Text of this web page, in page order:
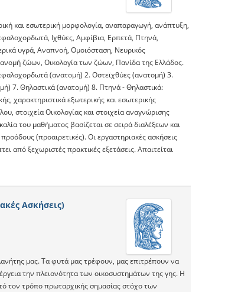
και εσωτερική μορφολογία, αναπαραγωγή, ανάπτυξη,
Ιχθύες, Αμφίβια, Ερπετά, Πτηνά,
υγρά, Αναπνοή, Ομοιόσταση, Νευρικός
ζώων, Οικολογία των ζώων, Πανίδα της Ελλάδος.
(ανατομή) 2. Οστεϊχθύες (ανατομή) 3.
7. Θηλαστικά (ανατομή) 8. Πτηνά - Θηλαστικά:
χαρακτηριστικά εξωτερικής και εσωτερικής
στοιχεία Οικολογίας και στοιχεία αναγνώρισης
του μαθήματος βασίζεται σε σειρά διαλέξεων και
(προαιρετικές). Οι εργαστηριακές ασκήσεις
από ξεχωριστές πρακτικές εξετάσεις. Απαιτείται
Ασκήσεις)
μας. Τα φυτά μας τρέφουν, μας επιτρέπουν να
την πλειονότητα των οικοσυστημάτων της γης. Η
τον τρόπο πρωταρχικής σημασίας στόχο των